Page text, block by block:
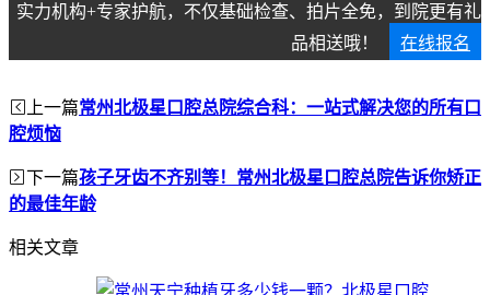
实力机构+专家护航，不仅基础检查、拍片全免，到院更有礼
品相送哦！
在线报名
上一篇常州北极星口腔总院综合科：一站式解决您的所有口
腔烦恼
下一篇孩子牙齿不齐别等！常州北极星口腔总院告诉你矫正
的最佳年龄
相关文章